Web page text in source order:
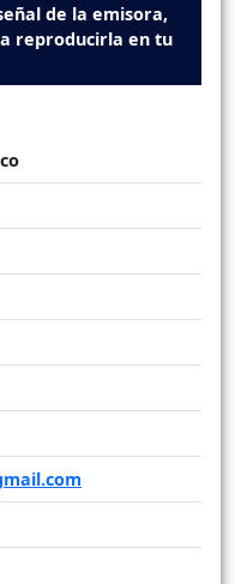
de la emisora,
reproducirla en tu